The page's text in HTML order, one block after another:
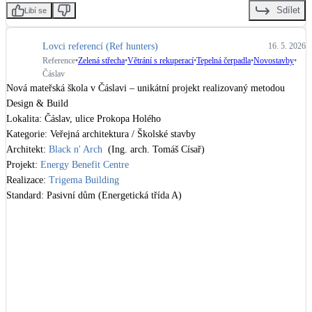
Libí se Sdílet
Lovci referencí (Ref hunters)
16. 5. 2026
Reference•Zelená střecha•Větrání s rekuperací•Tepelná čerpadla•Novostavby•
Čáslav
Nová mateřská škola v Čáslavi – unikátní projekt realizovaný metodou
Design & Build
Lokalita: Čáslav, ulice Prokopa Holého
Kategorie: Veřejná architektura / Školské stavby
Architekt: Black n' Arch
  (Ing. arch. Tomáš Císař)
Projekt: Energy Benefit Centre
Realizace: Trigema Building
Standard: Pasivní dům (Energetická třída A)